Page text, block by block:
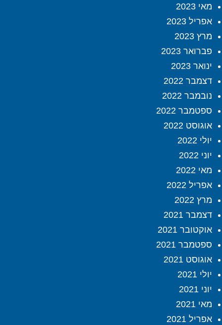
מאי 2023
אפריל 2023
מרץ 2023
פברואר 2023
ינואר 2023
דצמבר 2022
נובמבר 2022
ספטמבר 2022
אוגוסט 2022
יולי 2022
יוני 2022
מאי 2022
אפריל 2022
מרץ 2022
דצמבר 2021
אוקטובר 2021
ספטמבר 2021
אוגוסט 2021
יולי 2021
יוני 2021
מאי 2021
אפריל 2021